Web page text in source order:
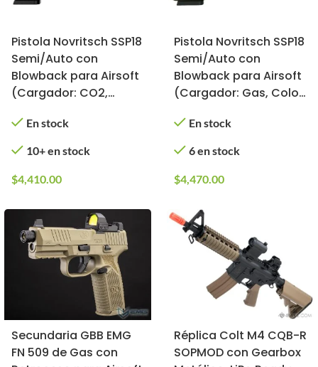
Pistola Novritsch SSP18
Semi/Auto con
Blowback para Airsoft
(Cargador: CO2,
En stock
10+ en stock
$4,410.00
Pistola Novritsch SSP18
Semi/Auto con
Blowback para Airsoft
(Cargador: Gas, Color:
En stock
6 en stock
$4,470.00
Secundaria GBB EMG
FN 509 de Gas con
Réplica Colt M4 CQB-R
SOPMOD con Gearbox